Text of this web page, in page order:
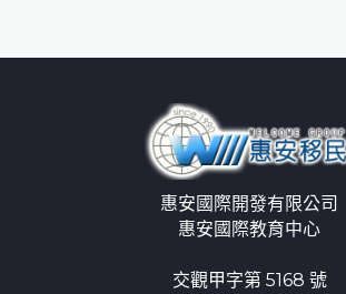
惠安國際開發有限公司
惠安國際教育中心
交觀甲字第 5168 號